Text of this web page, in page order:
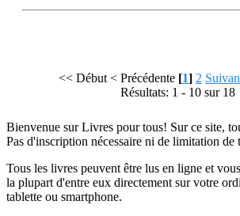
<< Début < Précédente [1] 2
Résultats: 1 - 10 sur 18
Bienvenue sur Livres pour tous! Sur ce site,
Pas d'inscription nécessaire ni de limitation de
Tous les livres peuvent être lus en ligne et
la plupart d'entre eux directement sur votre
tablette ou smartphone.